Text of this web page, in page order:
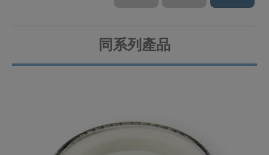
同系列產品